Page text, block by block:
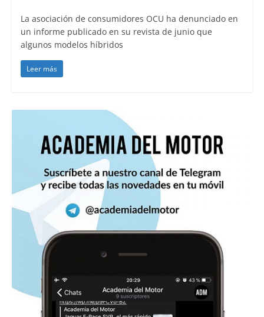
La asociación de consumidores OCU ha denunciado en
un informe publicado en su revista de junio que
algunos modelos híbridos
Leer más